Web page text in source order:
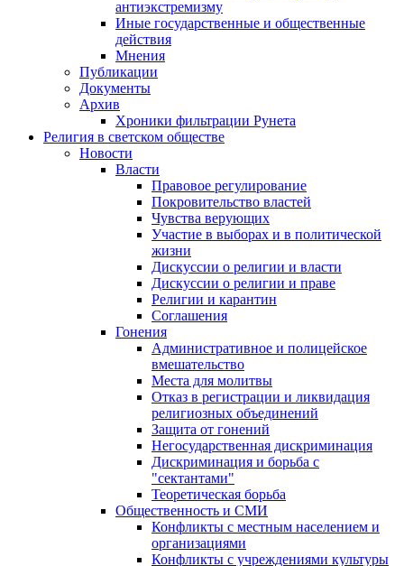
антиэкстремизму
Иные государственные и общественные
действия
Мнения
Публикации
Документы
Архив
Хроники фильтрации Рунета
Религия в светском обществе
Новости
Власти
Правовое регулирование
Покровительство властей
Чувства верующих
Участие в выборах и в политической
жизни
Дискуссии о религии и власти
Дискуссии о религии и праве
Религии и карантин
Соглашения
Гонения
Административное и полицейское
вмешательство
Места для молитвы
Отказ в регистрации и ликвидация
религиозных объединений
Защита от гонений
Негосударственная дискриминация
Дискриминация и борьба с
"сектантами"
Теоретическая борьба
Общественность и СМИ
Конфликты с местным населением и
организациями
Конфликты с учреждениями культуры